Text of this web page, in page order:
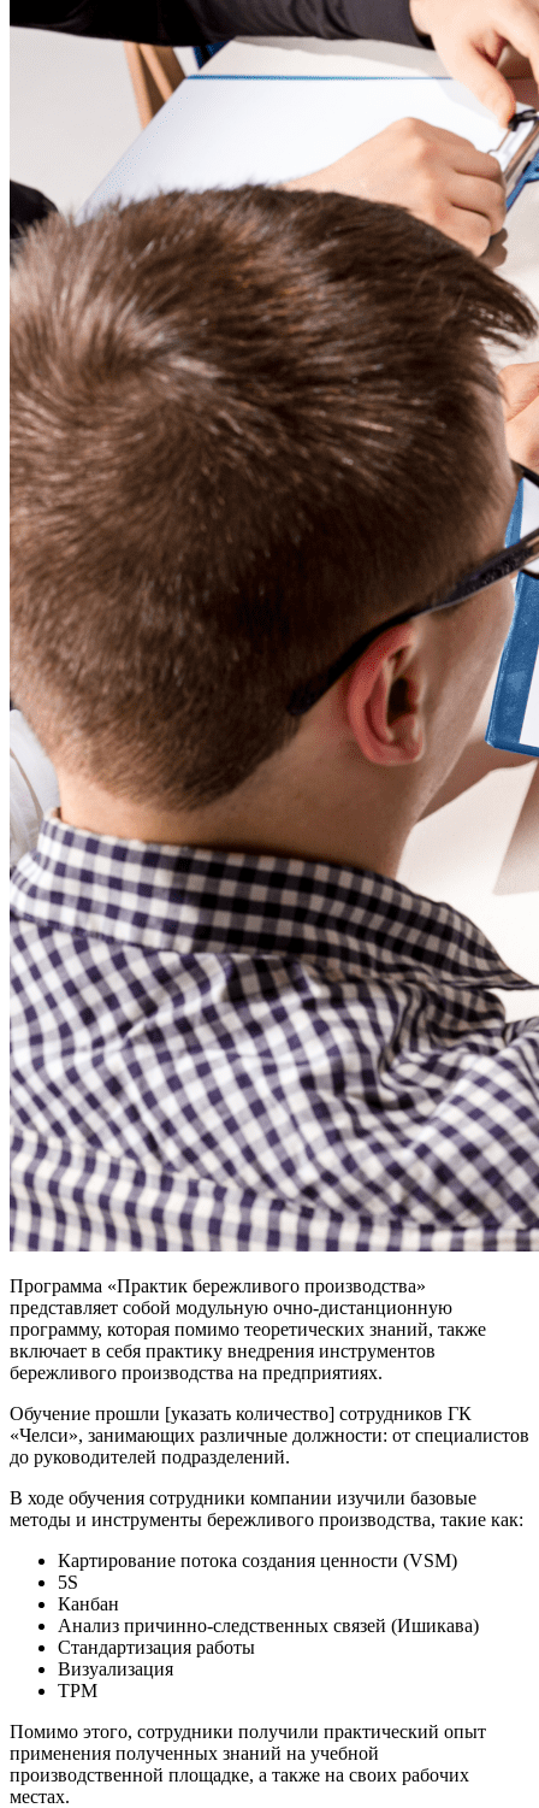
Программа «Практик бережливого производства»
представляет собой модульную очно-дистанционную
программу, которая помимо теоретических знаний, также
включает в себя практику внедрения инструментов
бережливого производства на предприятиях.
Обучение прошли [указать количество] сотрудников ГК
«Челси», занимающих различные должности: от специалистов
до руководителей подразделений.
В ходе обучения сотрудники компании изучили базовые
методы и инструменты бережливого производства, такие как:
Картирование потока создания ценности (VSM)
5S
Канбан
Анализ причинно-следственных связей (Ишикава)
Стандартизация работы
Визуализация
TPM
Помимо этого, сотрудники получили практический опыт
применения полученных знаний на учебной
производственной площадке, а также на своих рабочих
местах.